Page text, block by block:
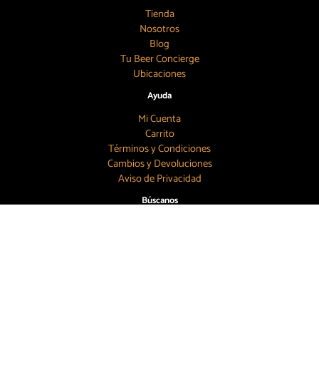
Tienda
Nosotros
Blog
Tu Beer Concierge
Ubicaciones
Ayuda
Mi Cuenta
Carrito
Términos y Condiciones
Cambios y Devoluciones
Aviso de Privacidad
Búscanos